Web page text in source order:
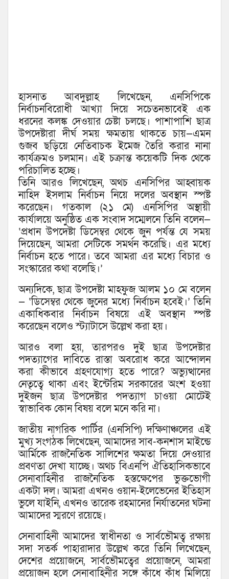
হাসনাত আবদুল্লাহ লিখেছেন, এনসিপিকে
নির্বাচনবিরোধী আখ্যা দিয়ে সচেতনভাবেই এক
ধরনের কলঙ্ক দেওয়ার চেষ্টা চলছে। পাশাপাশি ছাত্র
উপদেষ্টারা দীর্ঘ সময় ক্ষমতায় থাকতে চায়—এমন
গুজব ছড়িয়ে নেতিবাচক ইমেজ তৈরি করার নানা
কার্যক্রমও চলমান। এই চক্রান্ত কয়েকটি দিক থেকে
পরিচালিত হচ্ছে।
তিনি আরও লিখেছেন, অথচ এনসিপির আহ্বায়ক
নাহিদ ইসলাম নির্বাচন নিয়ে দলের অবস্থান স্পষ্ট
করেছেন। গতকাল (২১ মে) এনসিপির অস্থায়ী
কার্যালয়ে অনুষ্ঠিত এক সংবাদ সম্মেলনে তিনি বলেন—
‘প্রধান উপদেষ্টা ডিসেম্বর থেকে জুন পর্যন্ত যে সময়
দিয়েছেন, আমরা সেটিকে সমর্থন করেছি। এর মধ্যে
নির্বাচন হতে পারে। তবে আমরা এর মধ্যে বিচার ও
সংস্কারের কথা বলেছি।’
অন্যদিকে, ছাত্র উপদেষ্টা মাহফুজ আলম ১০ মে বলেন
— ‘ডিসেম্বর থেকে জুনের মধ্যে নির্বাচন হবেই।’ তিনি
একাধিকবার নির্বাচন বিষয়ে এই অবস্থান স্পষ্ট
করেছেন বলেও স্ট্যাটাসে উল্লেখ করা হয়।
আরও বলা হয়, তারপরও দুই ছাত্র উপদেষ্টার
পদত্যাগের দাবিতে রাস্তা অবরোধ করে আন্দোলন
করা কীভাবে গ্রহণযোগ্য হতে পারে? অভ্যুত্থানের
নেতৃত্বে থাকা এবং ইন্টেরিম সরকারের অংশ হওয়া
দুইজন ছাত্র উপদেষ্টার পদত্যাগ চাওয়া মোটেই
স্বাভাবিক কোন বিষয় বলে মনে করি না।
জাতীয় নাগরিক পার্টির (এনসিপি) দক্ষিণাঞ্চলের এই
মুখ্য সংগঠক লিখেছেন, আমাদের সাব-কনশাস মাইন্ডে
আর্মিকে রাজনৈতিক সালিশের ক্ষমতা দিয়ে দেওয়ার
প্রবণতা দেখা যাচ্ছে। অথচ বিএনপি ঐতিহাসিকভাবে
সেনাবাহিনীর রাজনৈতিক হস্তক্ষেপের ভুক্তভোগী
একটা দল। আমরা এখনও ওয়ান-ইলেভেনের ইতিহাস
ভুলে যাইনি, এখনও তারেক রহমানের নির্যাতনের ঘটনা
আমাদের স্মরণে রয়েছে।
সেনাবাহিনী আমাদের স্বাধীনতা ও সার্বভৌমত্ব রক্ষায়
সদা সতর্ক পাহারাদার উল্লেখ করে তিনি লিখেছেন,
দেশের প্রয়োজনে, সার্বভৌমত্বের প্রয়োজনে, আমরা
প্রয়োজন হলে সেনাবাহিনীর সঙ্গে কাঁধে কাঁধ মিলিয়ে